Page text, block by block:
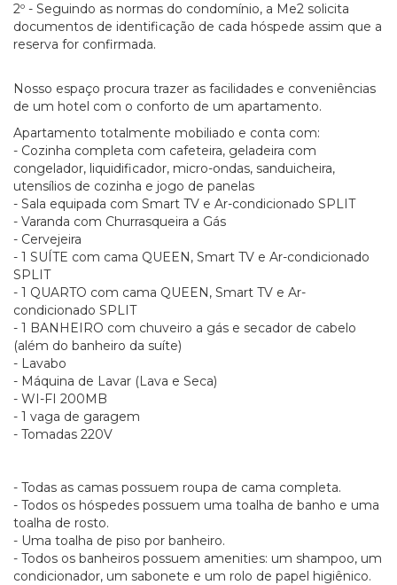
2º - Seguindo as normas do condomínio, a Me2 solicita
documentos de identificação de cada hóspede assim que a
reserva for confirmada.
Nosso espaço procura trazer as facilidades e conveniências
de um hotel com o conforto de um apartamento.
Apartamento totalmente mobiliado e conta com:
- Cozinha completa com cafeteira, geladeira com
congelador, liquidificador, micro-ondas, sanduicheira,
utensílios de cozinha e jogo de panelas
- Sala equipada com Smart TV e Ar-condicionado SPLIT
- Varanda com Churrasqueira a Gás
- Cervejeira
- 1 SUÍTE com cama QUEEN, Smart TV e Ar-condicionado
SPLIT
- 1 QUARTO com cama QUEEN, Smart TV e Ar-
condicionado SPLIT
- 1 BANHEIRO com chuveiro a gás e secador de cabelo
(além do banheiro da suíte)
- Lavabo
- Máquina de Lavar (Lava e Seca)
- WI-FI 200MB
- 1 vaga de garagem
- Tomadas 220V
- Todas as camas possuem roupa de cama completa.
- Todos os hóspedes possuem uma toalha de banho e uma
toalha de rosto.
- Uma toalha de piso por banheiro.
- Todos os banheiros possuem amenities: um shampoo, um
condicionador, um sabonete e um rolo de papel higiênico.